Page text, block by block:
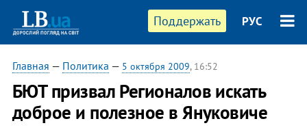
Поддержать РУС
Главная — Политика — 5 октября 2009, 16:52
БЮТ призвал Регионалов искать
доброе и полезное в Януковиче